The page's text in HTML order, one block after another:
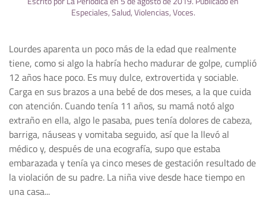
Especiales,Salud,Violencias,Voces.
Lourdes aparenta un poco más de la edad que realmente
tiene, como si algo la habría hecho madurar de golpe, cumplió
12 años hace poco. Es muy dulce, extrovertida y sociable.
Carga en sus brazos a una bebé de dos meses, a la que cuida
con atención. Cuando tenía 11 años, su mamá notó algo
extraño en ella, algo le pasaba, pues tenía dolores de cabeza,
barriga, náuseas y vomitaba seguido, así que la llevó al
médico y, después de una ecografía, supo que estaba
embarazada y tenía ya cinco meses de gestación resultado de
la violación de su padre. La niña vive desde hace tiempo en
una casa...